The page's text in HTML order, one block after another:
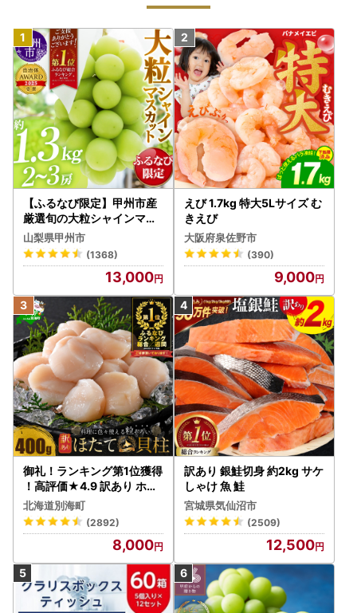
【ふるなび限定】甲州市産
厳選旬の大粒シャインマス
カット 約1.3kg 2～3房【2
026年発送】（MG）B12-
472 FN-Limited-VO シャ
インマスカット フルーツ
山梨県甲州市
(1368)
13,000
えび 1.7kg 特大5Lサイズ む
きえび
大阪府泉佐野市
(390)
9,000
御礼！ランキング第1位獲得
！高評価★4.9 訳あり ホタ
テ 400g（ほたて 帆立 貝柱
冷凍 ）
北海道別海町
(2892)
8,000
訳あり 銀鮭切身 約2kg サケ
しゃけ 魚 鮭
宮城県気仙沼市
(2509)
12,500